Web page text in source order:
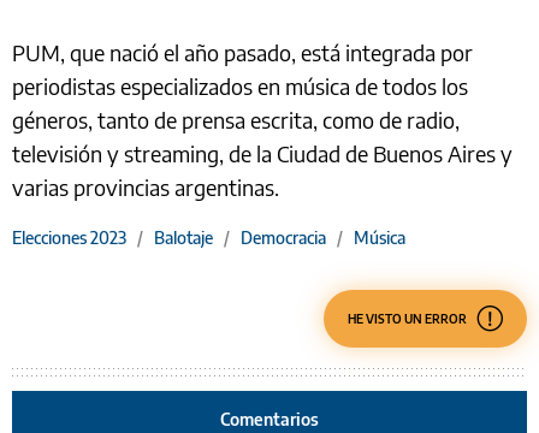
PUM, que nació el año pasado, está integrada por
periodistas especializados en música de todos los
géneros, tanto de prensa escrita, como de radio,
televisión y streaming, de la Ciudad de Buenos Aires y
varias provincias argentinas.
Elecciones 2023 / Balotaje / Democracia / Música
HE VISTO UN ERROR
Comentarios